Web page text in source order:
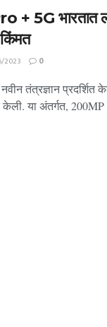
+ 5G भारतात
2023 0
तंत्रज्ञान प्रदर्शित
या अंतर्गत, 200MP